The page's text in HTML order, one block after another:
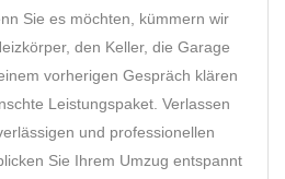
Sie es möchten, kümmern wir
den Keller, die Garage
vorherigen Gespräch klären
Leistungspaket. Verlassen
und professionellen
Sie Ihrem Umzug entspannt